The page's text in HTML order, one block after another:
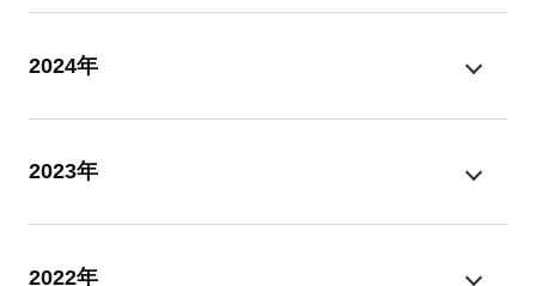
2024年
2023年
2022年